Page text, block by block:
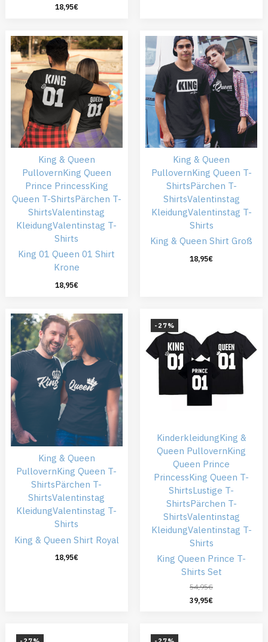
18,95€
King & Queen
PullovernKing Queen
Prince PrincessKing
Queen T-ShirtsPärchen T-
ShirtsValentinstag
KleidungValentinstag T-
Shirts
King 01 Queen 01 Shirt
Krone
18,95€
King & Queen
PullovernKing Queen T-
ShirtsPärchen T-
ShirtsValentinstag
KleidungValentinstag T-
Shirts
King & Queen Shirt Groß
18,95€
King & Queen
PullovernKing Queen T-
ShirtsPärchen T-
ShirtsValentinstag
KleidungValentinstag T-
Shirts
King & Queen Shirt Royal
18,95€
-27%
KinderkleidungKing &
Queen PullovernKing
Queen Prince
PrincessKing Queen T-
ShirtsLustige T-
ShirtsPärchen T-
ShirtsValentinstag
KleidungValentinstag T-
Shirts
King Queen Prince T-
Shirts Set
54,95€
39,95€